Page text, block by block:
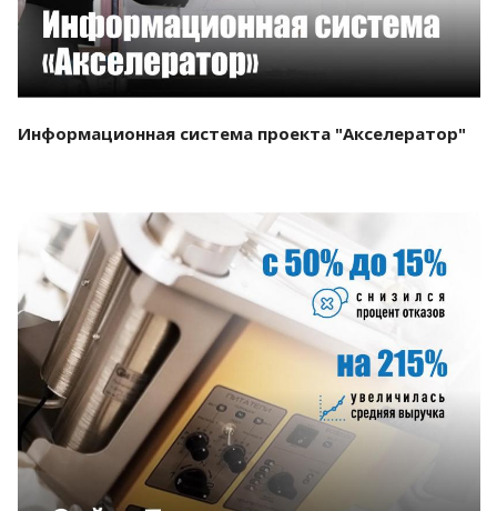
Информационная система проекта "Акселератор"
Смотреть проект